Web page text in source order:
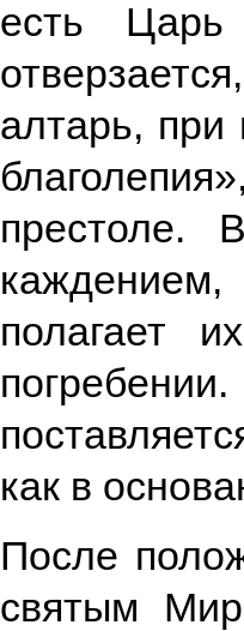
есть
алтарь,
престоле.
полагает
как в
После
святым